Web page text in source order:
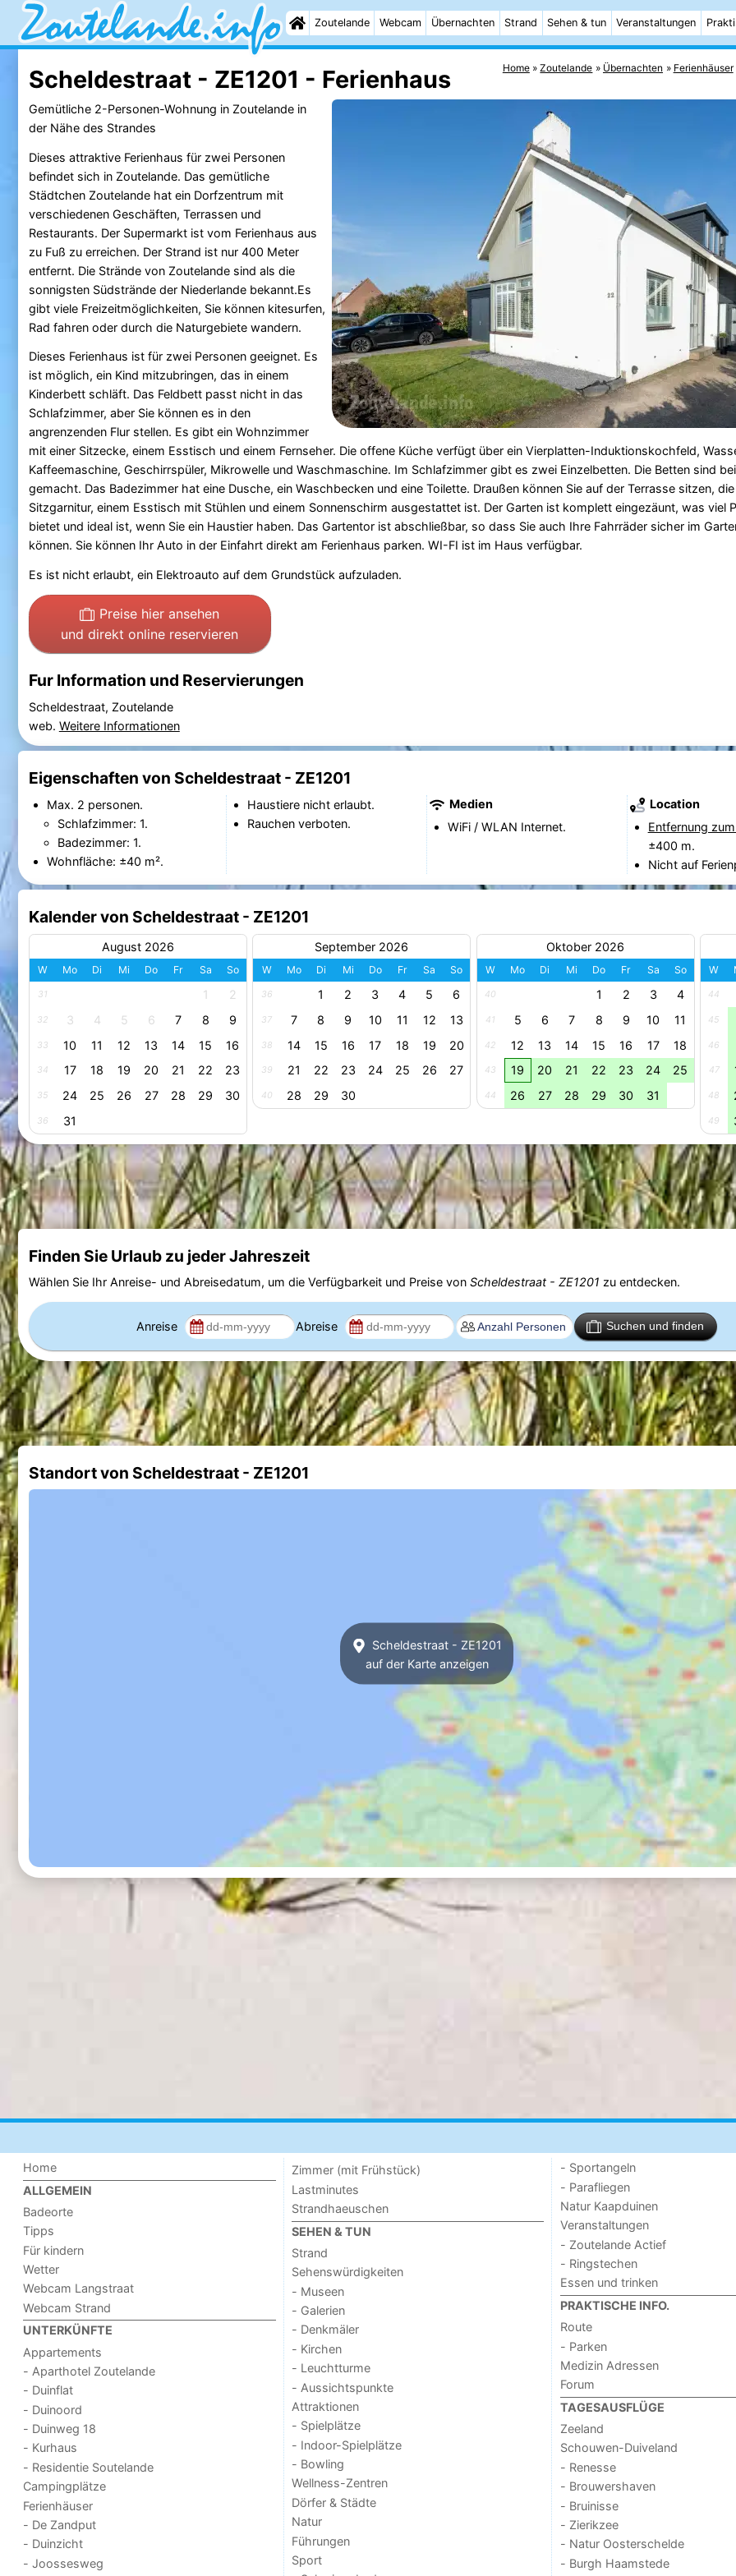
Zoutelande Webcam Übernachten Strand Sehen & tun Veranstaltungen
Home Zoutelande Übernachten Ferienhäuser
Scheldestraat - ZE1201 - Ferienhaus
Gemütliche 2-Personen-Wohnung in Zoutelande in
der Nähe des Strandes
Dieses attraktive Ferienhaus für zwei Personen
befindet sich in Zoutelande. Das gemütliche
Städtchen Zoutelande hat ein Dorfzentrum mit
verschiedenen Geschäften, Terrassen und
Restaurants. Der Supermarkt ist vom Ferienhaus aus
zu Fuß zu erreichen. Der Strand ist nur 400 Meter
entfernt. Die Strände von Zoutelande sind als die
sonnigsten Südstrände der Niederlande bekannt.Es
gibt viele Freizeitmöglichkeiten, Sie können kitesurfen,
Rad fahren oder durch die Naturgebiete wandern.
Dieses Ferienhaus ist für zwei Personen geeignet. Es
ist möglich, ein Kind mitzubringen, das in einem
Kinderbett schläft. Das Feldbett passt nicht in das
Schlafzimmer, aber Sie können es in den
angrenzenden Flur stellen. Es gibt ein Wohnzimmer
mit einer Sitzecke, einem Esstisch und einem Fernseher. Die offene Küche verfügt über ein Vierplatten-Induktionskochfeld,
Kaffeemaschine, Geschirrspüler, Mikrowelle und Waschmaschine. Im Schlafzimmer gibt es zwei Einzelbetten. Die Betten sind
gemacht. Das Badezimmer hat eine Dusche, ein Waschbecken und eine Toilette. Draußen können Sie auf der Terrasse sitzen,
Sitzgarnitur, einem Esstisch mit Stühlen und einem Sonnenschirm ausgestattet ist. Der Garten ist komplett eingezäunt, was viel
bietet und ideal ist, wenn Sie ein Haustier haben. Das Gartentor ist abschließbar, so dass Sie auch Ihre Fahrräder sicher im
können. Sie können Ihr Auto in der Einfahrt direkt am Ferienhaus parken. WI-FI ist im Haus verfügbar.
Es ist nicht erlaubt, ein Elektroauto auf dem Grundstück aufzuladen.
Preise hier ansehen
und direkt online reservieren
Fur Information und Reservierungen
Scheldestraat, Zoutelande
web. Weitere Informationen
Eigenschaften von Scheldestraat - ZE1201
Max. 2 personen.
Schlafzimmer: 1.
Badezimmer: 1.
Wohnfläche: ±40 m².
Haustiere nicht erlaubt.
Rauchen verboten.
Medien
WiFi / WLAN Internet.
Location
Entfernung
±400 m.
Nicht auf
Kalender von Scheldestraat - ZE1201
August 2026
W Mo Di Mi Do Fr Sa So
31 1 2
32 3 4 5 6 7 8 9
33 10 11 12 13 14 15 16
34 17 18 19 20 21 22 23
35 24 25 26 27 28 29 30
36 31
September 2026
W Mo Di Mi Do Fr Sa So
36 1 2 3 4 5 6
37 7 8 9 10 11 12 13
38 14 15 16 17 18 19 20
39 21 22 23 24 25 26 27
40 28 29 30
Oktober 2026
W Mo Di Mi Do Fr Sa So
40 1 2 3 4
41 5 6 7 8 9 10 11
42 12 13 14 15 16 17 18
43 19 20 21 22 23 24 25
44 26 27 28 29 30 31
W
44
45
46
47
48
49
Finden Sie Urlaub zu jeder Jahreszeit
Wählen Sie Ihr Anreise- und Abreisedatum, um die Verfügbarkeit und Preise von Scheldestraat - ZE1201 zu entdecken.
Anreise Abreise Suchen und finden
Standort von Scheldestraat - ZE1201
Scheldestraat - ZE1201
auf der Karte anzeigen
Home
ALLGEMEIN
Badeorte
Tipps
Für kindern
Wetter
Webcam Langstraat
Webcam Strand
UNTERKÜNFTE
Appartements
- Aparthotel Zoutelande
- Duinflat
- Duinoord
- Duinweg 18
- Kurhaus
- Residentie Soutelande
Campingplätze
Ferienhäuser
- De Zandput
- Duinzicht
- Joossesweg
Zimmer (mit Frühstück)
Lastminutes
Strandhaeuschen
SEHEN & TUN
Strand
Sehenswürdigkeiten
- Museen
- Galerien
- Denkmäler
- Kirchen
- Leuchtturme
- Aussichtspunkte
Attraktionen
- Spielplätze
- Indoor-Spielplätze
- Bowling
Wellness-Zentren
Dörfer & Städte
Natur
Führungen
Sport
- Sportangeln
- Parafliegen
Natur Kaapduinen
Veranstaltungen
- Zoutelande Actief
- Ringstechen
Essen und trinken
PRAKTISCHE INFO.
Route
- Parken
Medizin Adressen
Forum
TAGESAUSFLÜGE
Zeeland
Schouwen-Duiveland
- Renesse
- Brouwershaven
- Bruinisse
- Zierikzee
- Natur Oosterschelde
- Burgh Haamstede